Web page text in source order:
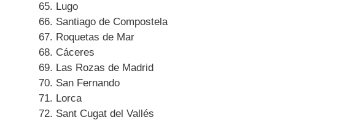
Lugo
Santiago de Compostela
Roquetas de Mar
Cáceres
Las Rozas de Madrid
San Fernando
Lorca
Sant Cugat del Vallés